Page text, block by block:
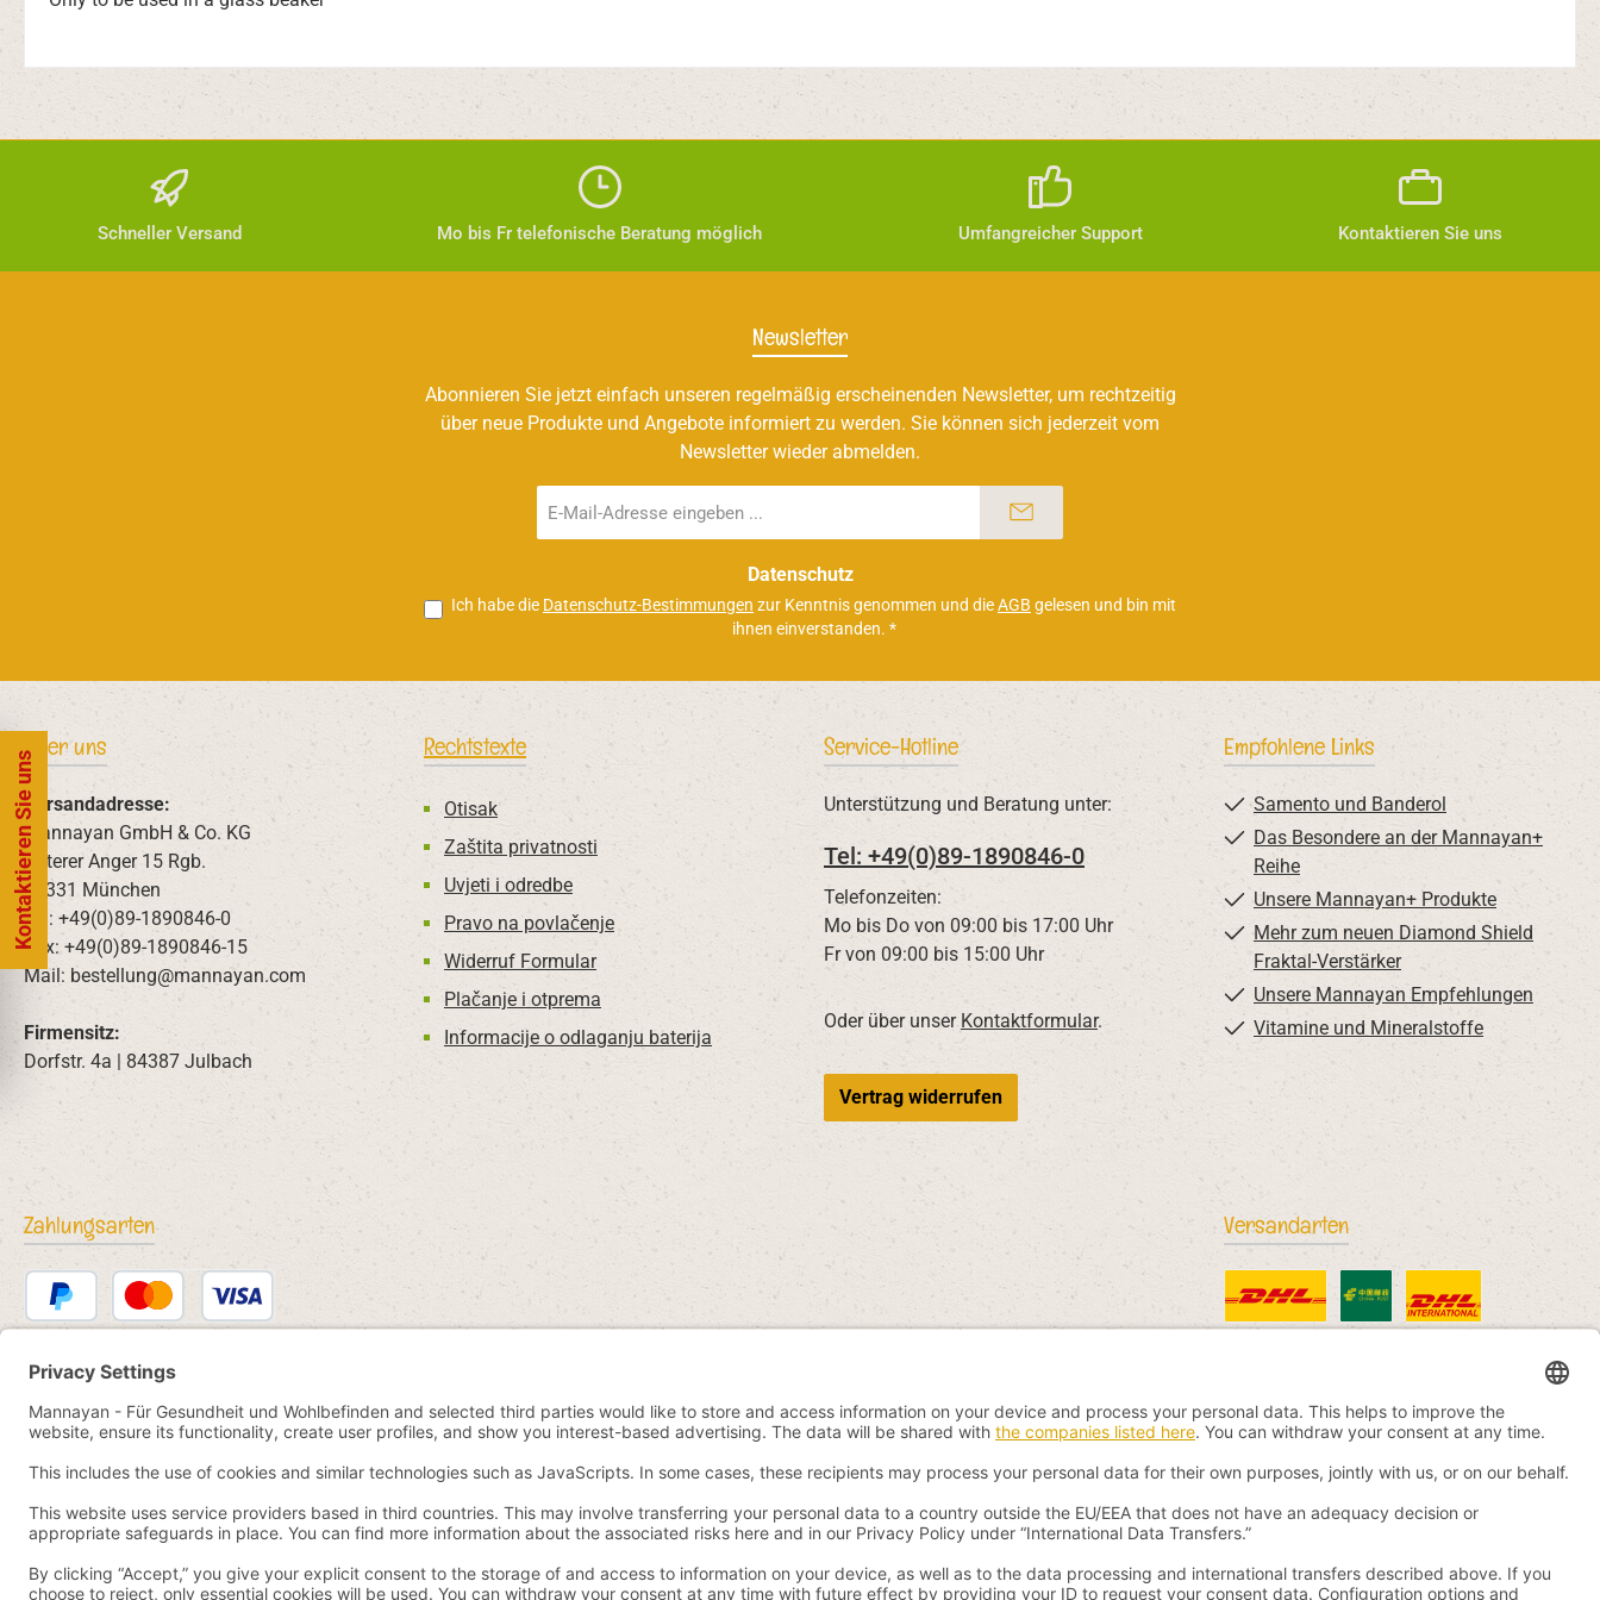
Schneller Versand Mo bis Fr telefonische Beratung möglich Umfangreicher Support Kontaktieren Sie uns
Newsletter
Abonnieren Sie jetzt einfach unseren regelmäßig erscheinenden Newsletter, um rechtzeitig
über neue Produkte und Angebote informiert zu werden. Sie können sich jederzeit vom
Newsletter wieder abmelden.
Mail-
Datenschutz
Ich habe die Datenschutz-Bestimmungen zur Kenntnis genommen und dieAGB gelesen und bin mit
ihnen einverstanden. *
Über uns
Versandadresse:
Mannayan GmbH & Co. KG
Unterer Anger 15 Rgb.
80331 München
Tel: +49(0)89-1890846-0
Fax: +49(0)89-1890846-15
Mail: bestellung@mannayan.com
Firmensitz:
Dorfstr. 4a | 84387 Julbach
Rechtstexte
Otisak
Zaštita privatnosti
Uvjeti i odredbe
Pravo na povlačenje
Widerruf Formular
Plačanje i otprema
Informacije o odlaganju baterija
Service-Hotline
Unterstützung und Beratung unter:
Tel: +49(0)89-1890846-0
Telefonzeiten:
Mo bis Do von 09:00 bis 17:00 Uhr
Fr von 09:00 bis 15:00 Uhr
Oder über unser Kontaktformular.
Vertrag widerrufen
Empfohlene Links
Samento und Banderol
Das Besondere an der Mannayan+
Reihe
Unsere Mannayan+ Produkte
Mehr zum neuen Diamond Shield
Fraktal-Verstärker
Unsere Mannayan Empfehlungen
Vitamine und Mineralstoffe
Zahlungsarten
PayPal Kredit- oder Debitkarte
Bancontact SEPA Lastschrift
eps
iDEAL Przelewy24
Vorkasse Pay by YaBandPay
Versandarten
DHL StandardChina PostDHL International
Kontaktieren Sie uns